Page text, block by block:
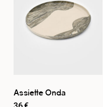
Assiette Onda